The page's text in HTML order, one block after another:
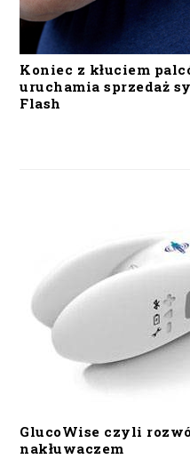
Koniec z kłuciem
uruchamia sprzedaż
Flash
GlucoWise czyli
nakłuwaczem